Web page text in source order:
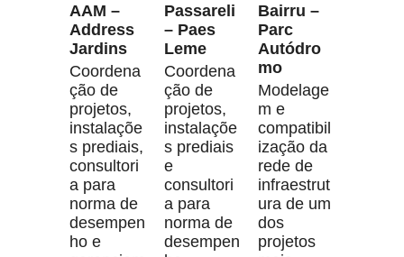
AAM –
Address
Jardins
Coordena
ção de
projetos,
instalaçõe
s prediais,
consultori
a para
norma de
desempen
ho e
Passareli
– Paes
Leme
Coordena
ção de
projetos,
instalaçõe
s prediais
e
consultori
a para
norma de
desempen
Bairru –
Parc
Autódro
mo
Modelage
m e
compatibil
ização da
rede de
infraestrut
ura de um
dos
projetos